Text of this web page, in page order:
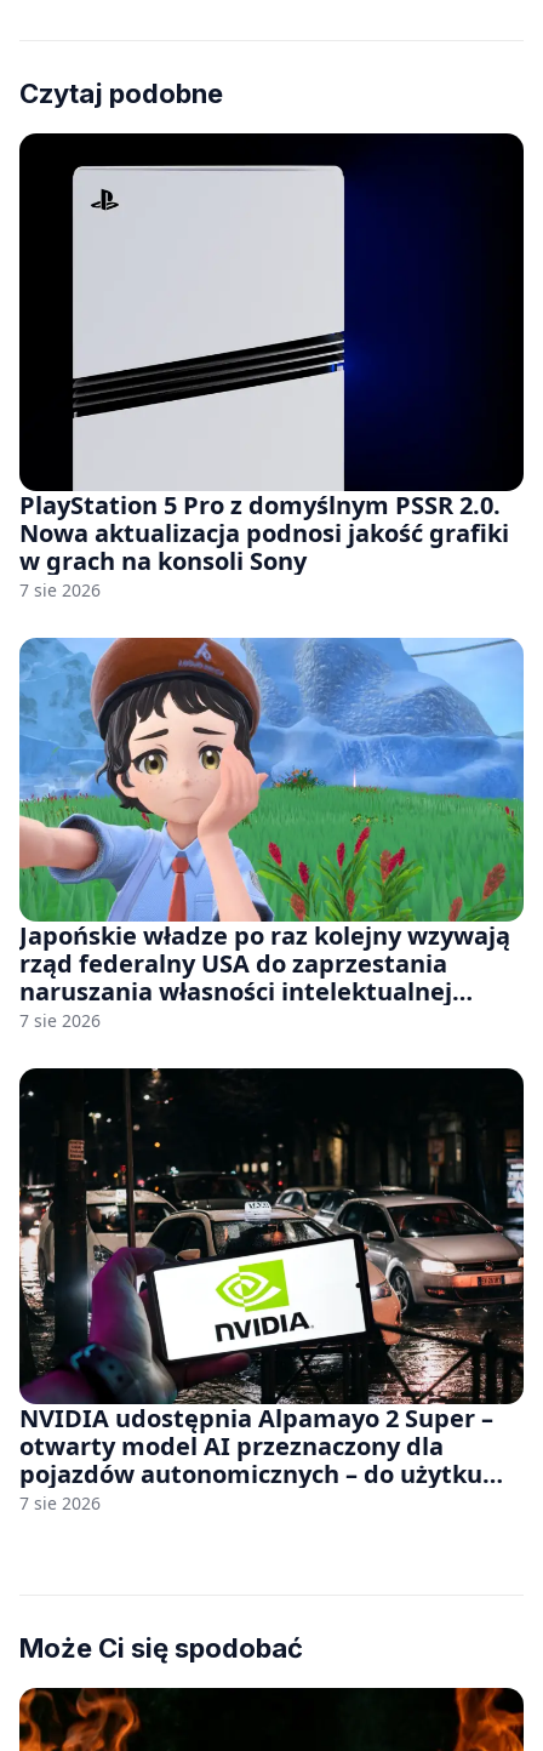
Czytaj podobne
PlayStation 5 Pro z domyślnym PSSR 2.0.
Nowa aktualizacja podnosi jakość grafiki
w grach na konsoli Sony
7 sie 2026
Japońskie władze po raz kolejny wzywają
rząd federalny USA do zaprzestania
naruszania własności intelektualnej
japońskich gier i anime
7 sie 2026
NVIDIA udostępnia Alpamayo 2 Super –
otwarty model AI przeznaczony dla
pojazdów autonomicznych – do użytku
komercyjnego
7 sie 2026
Może Ci się spodobać